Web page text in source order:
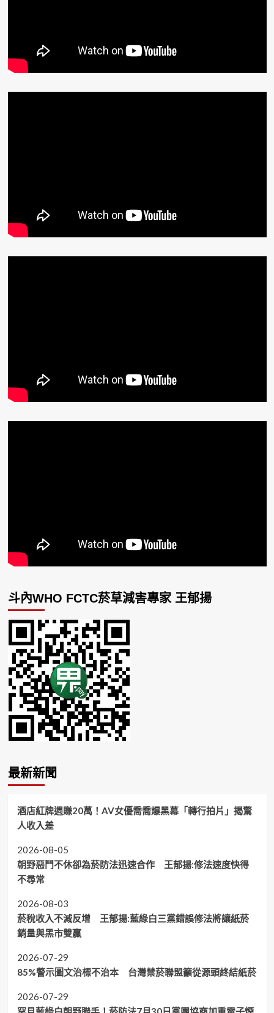
斗內WHO FCTC菸草減害專家 王郁揚
最新新聞
酒店紅牌週賺20萬！AV女優喬喬爆黑幕「轉行拍片」揭驚
人收入差
2026-08-05
朝野惡鬥不休卻為菸防法迅速合作 王郁揚:修法速度快得
不尋常
2026-08-03
菸稅收入不減反增 王郁揚:藍綠白三黨錯誤修法將讓紙菸
銷量與黑市雙贏
2026-07-29
85%警示圖文治標不治本 台灣禁菸聯盟籲從源頭終結紙菸
2026-07-29